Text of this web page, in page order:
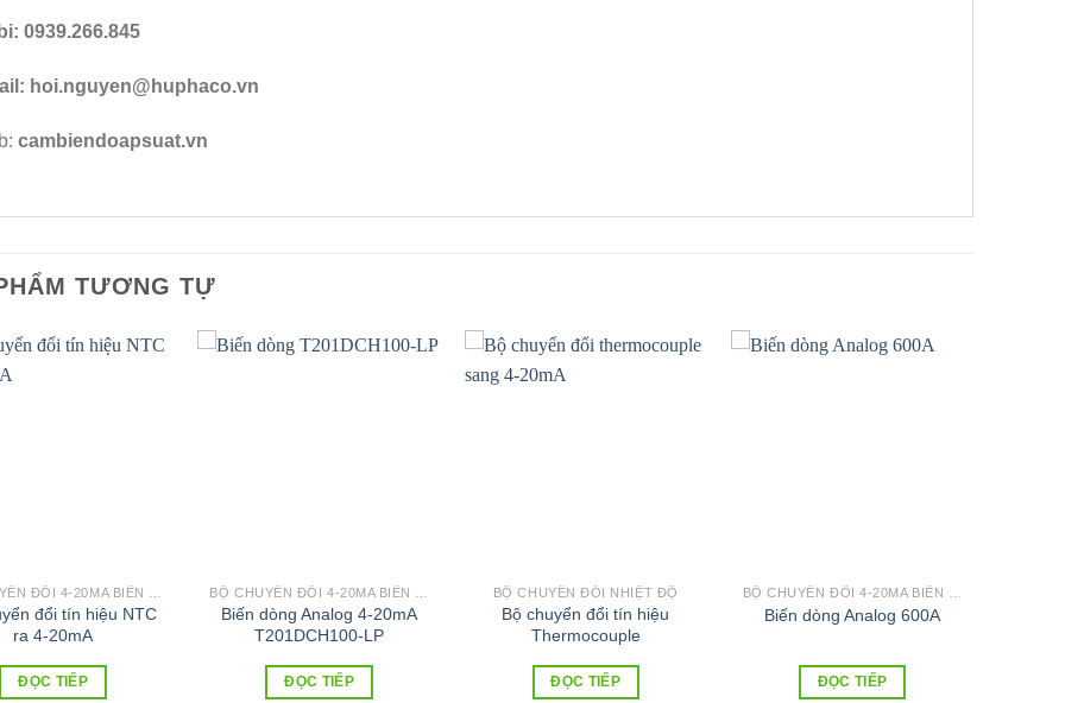
0939.266.845
hoi.nguyen@huphaco.vn
cambiendoapsuat.vn
TƯƠNG TỰ
đổi tín hiệu NTC
ra 4-20mA
ĐỌC TIẾP
Biến dòng Analog 4-20mA
T201DCH100-LP
ĐỌC TIẾP
BỘ CHUYỂN ĐỔI NHIỆT ĐỘ
Bộ chuyển đổi tín hiệu
Thermocouple
ĐỌC TIẾP
Biến dòng Analog 600A
ĐỌC TIẾP